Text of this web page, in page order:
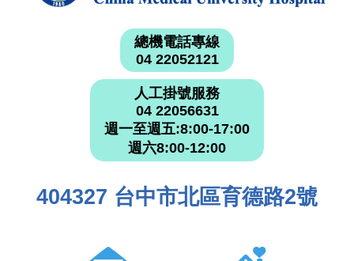
總機電話專線
04 22052121
人工掛號服務
04 22056631
週一至週五:8:00-17:00
週六8:00-12:00
404327 台中市北區育德路2號